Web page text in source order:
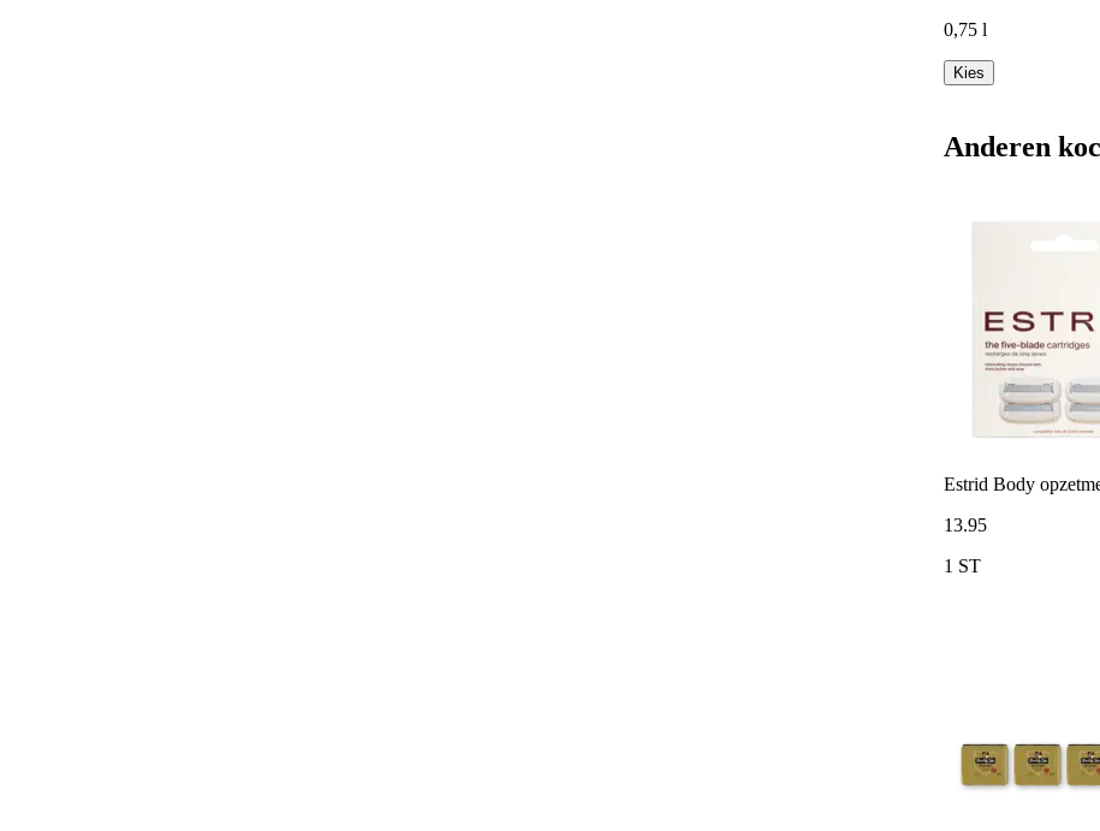
0,75 l
Kies
Anderen
Estrid Body
13.95
1 ST